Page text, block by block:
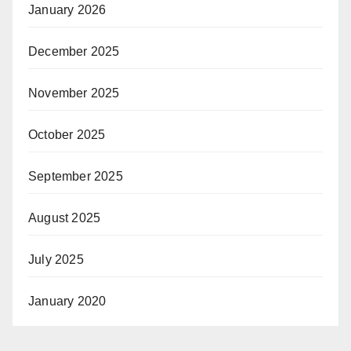
January 2026
December 2025
November 2025
October 2025
September 2025
August 2025
July 2025
January 2020